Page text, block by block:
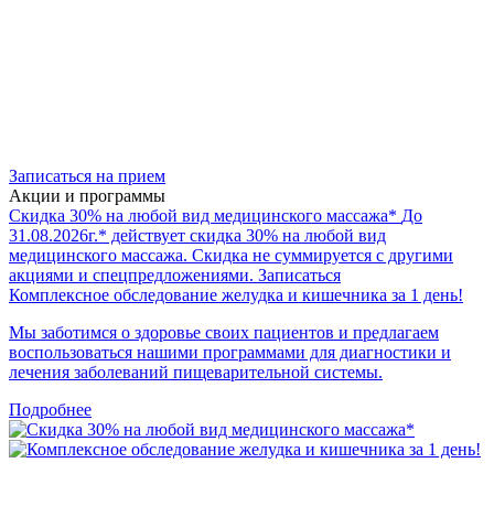
Записаться на прием
Акции и программы
Скидка 30% на любой вид медицинского массажа* До
31.08.2026г.* действует скидка 30% на любой вид
медицинского массажа. Скидка не суммируется с другими
акциями и спецпредложениями. Записаться
Комплексное обследование желудка и кишечника за 1 день!
Мы заботимся о здоровье своих пациентов и предлагаем
воспользоваться нашими программами для диагностики и
лечения заболеваний пищеварительной системы.
Подробнее